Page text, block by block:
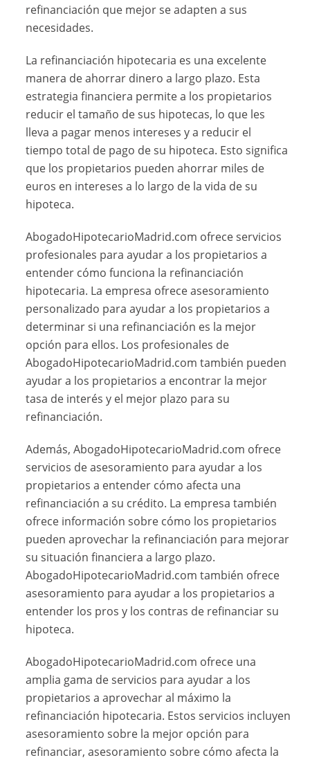
refinanciación que mejor se adapten a sus
necesidades.
La refinanciación hipotecaria es una excelente
manera de ahorrar dinero a largo plazo. Esta
estrategia financiera permite a los propietarios
reducir el tamaño de sus hipotecas, lo que les
lleva a pagar menos intereses y a reducir el
tiempo total de pago de su hipoteca. Esto significa
que los propietarios pueden ahorrar miles de
euros en intereses a lo largo de la vida de su
hipoteca.
AbogadoHipotecarioMadrid.com ofrece servicios
profesionales para ayudar a los propietarios a
entender cómo funciona la refinanciación
hipotecaria. La empresa ofrece asesoramiento
personalizado para ayudar a los propietarios a
determinar si una refinanciación es la mejor
opción para ellos. Los profesionales de
AbogadoHipotecarioMadrid.com también pueden
ayudar a los propietarios a encontrar la mejor
tasa de interés y el mejor plazo para su
refinanciación.
Además, AbogadoHipotecarioMadrid.com ofrece
servicios de asesoramiento para ayudar a los
propietarios a entender cómo afecta una
refinanciación a su crédito. La empresa también
ofrece información sobre cómo los propietarios
pueden aprovechar la refinanciación para mejorar
su situación financiera a largo plazo.
AbogadoHipotecarioMadrid.com también ofrece
asesoramiento para ayudar a los propietarios a
entender los pros y los contras de refinanciar su
hipoteca.
AbogadoHipotecarioMadrid.com ofrece una
amplia gama de servicios para ayudar a los
propietarios a aprovechar al máximo la
refinanciación hipotecaria. Estos servicios incluyen
asesoramiento sobre la mejor opción para
refinanciar, asesoramiento sobre cómo afecta la